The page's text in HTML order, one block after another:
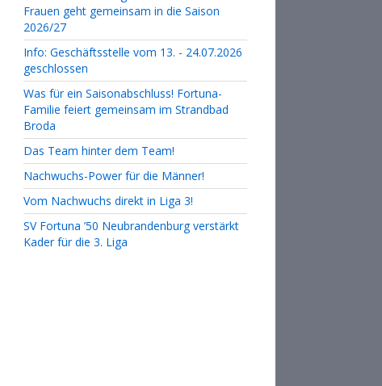
Frauen geht gemeinsam in die Saison
2026/27
Info: Geschäftsstelle vom 13. - 24.07.2026
geschlossen
Was für ein Saisonabschluss! Fortuna-
Familie feiert gemeinsam im Strandbad
Broda
Das Team hinter dem Team!
Nachwuchs-Power für die Männer!
Vom Nachwuchs direkt in Liga 3!
SV Fortuna ’50 Neubrandenburg verstärkt
Kader für die 3. Liga